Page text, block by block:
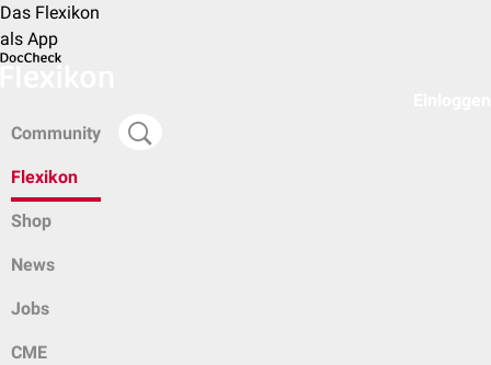
Das Flexikon
als App
Community
Flexikon
Shop
News
Jobs
CME